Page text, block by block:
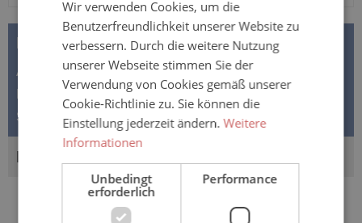
BESCHREIBUNG
Attends Pull-Ons 4 - S | M | L | XL (Einmal-Windelhose)
Normal - leichte Ausführung Die neue Leichtigkeit des
Seins. Joggen…
Mehr
BEWERTUNGEN
Wir verwenden Cookies, um die
Benutzerfreundlichkeit unserer Website zu
verbessern. Durch die weitere Nutzung
unserer Webseite stimmen Sie der
Verwendung von Cookies gemäß unserer
Cookie-Richtlinie zu. Sie können die
Einstellung jederzeit ändern.Weitere
Informationen
Unbedingt
erforderlich
Performance